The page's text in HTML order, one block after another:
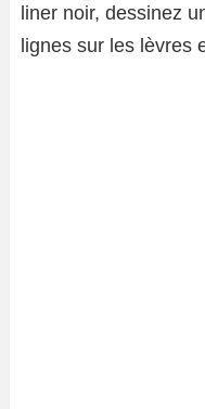
liner noir, dessinez
lignes sur les lèvres